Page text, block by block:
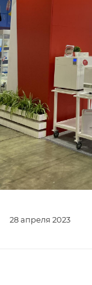
28 апреля 2023